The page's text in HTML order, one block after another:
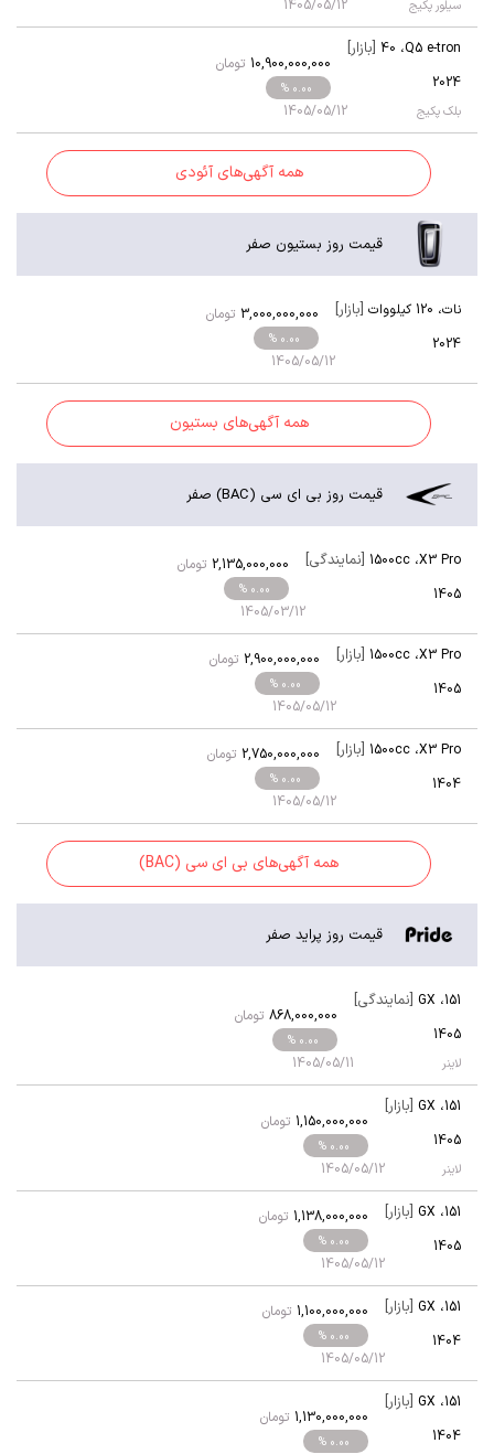
سیلور پکیج 1405/05/12
Q5 e-tron، 40 [بازار]
2024
بلک پکیج 1405/05/12
% 0.00
تومان 10,900,000,000
همه آگهی‌های آئودی
قیمت روز بستیون صفر
نات، 120 کیلووات [بازار]
2024
1405/05/12
% 0.00
تومان 3,000,000,000
همه آگهی‌های بستیون
قیمت روز بی‌ ای‌ سی‌ (BAC) صفر
X3 Pro، 1500cc [نمایندگی]
1405
1405/03/12
% 0.00
تومان 2,135,000,000
X3 Pro، 1500cc [بازار]
1405
1405/05/12
% 0.00
تومان 2,900,000,000
X3 Pro، 1500cc [بازار]
1404
1405/05/12
% 0.00
تومان 2,750,000,000
همه آگهی‌های بی‌ ای‌ سی‌ (BAC)
قیمت روز پراید صفر
151، GX [نمایندگی]
1405
لاینر 1405/05/11
% 0.00
تومان 868,000,000
151، GX [بازار]
1405
لاینر 1405/05/12
% 0.00
تومان 1,150,000,000
151، GX [بازار]
1405
1405/05/12
% 0.00
تومان 1,138,000,000
151، GX [بازار]
1404
1405/05/12
% 0.00
تومان 1,100,000,000
151، GX [بازار]
1404
% 0.00
تومان 1,130,000,000